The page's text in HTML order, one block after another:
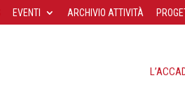
EVENTI ARCHIVIO ATTIVITÀ